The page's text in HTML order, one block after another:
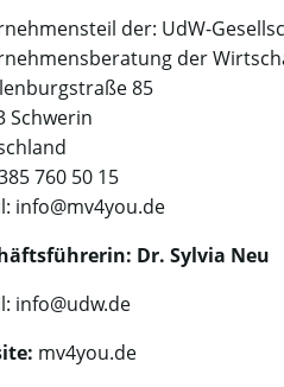
der: UdW-
der
85
Schwerin
760 50 15
info@mv4you.de
Dr. Sylvia Neu
info@udw.de
mv4you.de